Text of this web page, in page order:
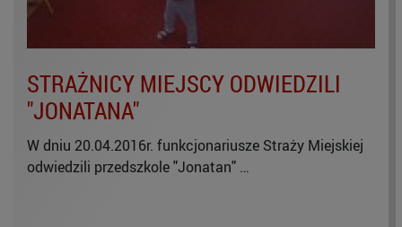
STRAŻNICY MIEJSCY ODWIEDZILI
"JONATANA"
W dniu 20.04.2016r. funkcjonariusze Straży Miejskiej
odwiedzili przedszkole "Jonatan" …